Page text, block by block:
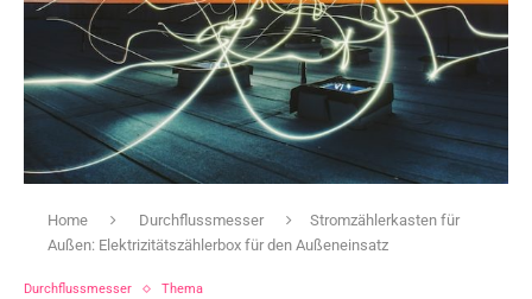
Home Durchflussmesser
Stromzählerkasten für
Außen: Elektrizitätszählerbox für den Außeneinsatz
Durchflussmesser Thema